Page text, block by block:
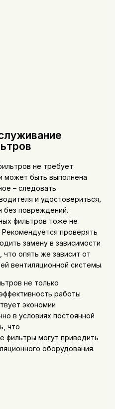
не требует
может быть выполнена
– следовать
и удостовериться,
без повреждений.
фильтров тоже не
проверять
замену в зависимости
что опять же зависит от
вентиляционной системы.
не только
работы
экономии
в условиях постоянной
что
фильтры могут приводить
оборудования.